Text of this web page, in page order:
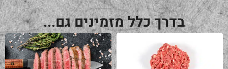
בדרך כלל מזמינים גם...